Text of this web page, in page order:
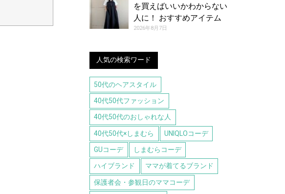
を買えばいいかわからない
人に！ おすすめアイテム
（8/7号）
2026年8月7日
人気の検索ワード
50代のヘアスタイル
40代50代ファッション
40代50代のおしゃれな人
40代50代×しまむら UNIQLOコーデ
GUコーデ しまむらコーデ
ハイブランド ママが着てるブランド
保護者会・参観日のママコーデ